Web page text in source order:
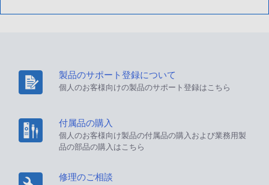
製品のサポート登録について
個人のお客様向けの製品のサポート登録はこちら
付属品の購入
個人のお客様向け製品の付属品の購入および業務用製
品の部品の購入はこちら
修理のご相談